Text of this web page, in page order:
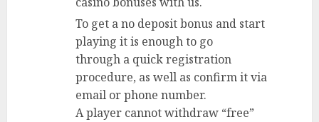
To get a no deposit bonus and start
playing it is enough to go
through a quick registration
procedure, as well as confirm it via
email or phone number.
A player cannot withdraw “free”